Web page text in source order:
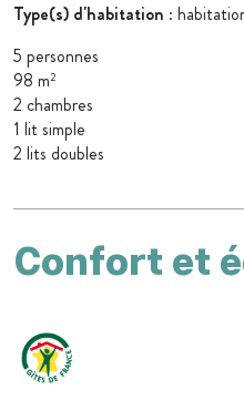
Type(s) d'habitation :
5 personnes
98 m2
2 chambres
1 lit simple
2 lits doubles
Confort et